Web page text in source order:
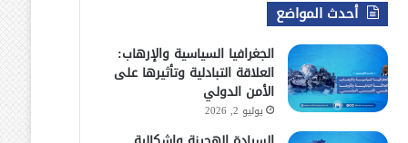
أحدث المواضع
الجغرافيا السياسية والإرهاب:
العلاقة التبادلية وتأثيرها على
الأمن الدولي
يوليو 2, 2026